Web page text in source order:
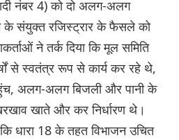
नंबर 4) को दो अलग-अलग
के संयुक्त रजिस्ट्रार के फैसले को
ने तर्क दिया कि मूल समिति
से स्वतंत्र रूप से कार्य कर रहे थे,
अलग-अलग बिजली और पानी के
खाते और कर निर्धारण थे।
धारा 18 के तहत विभाजन उचित